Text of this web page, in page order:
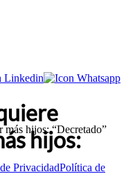
más hijos: “Decretado”
PrivacidadPolítica de
hijos: